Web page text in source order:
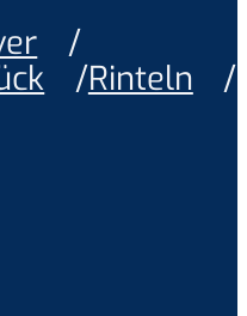
Rinteln